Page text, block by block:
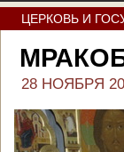
ЦЕРКОВЬ И
28 НОЯБРЯ